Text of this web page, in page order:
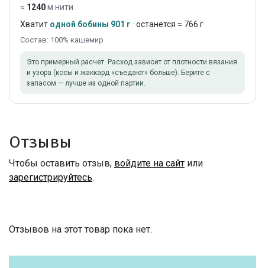
≈ 1240м нити
Хватит одной бобины 901 г · останется ≈ 766 г
Состав: 100% кашемир
Это примерный расчет. Расход зависит от плотности вязания
и узора (косы и жаккард «съедают» больше). Берите с
запасом — лучше из одной партии.
Отзывы
Чтобы оставить отзыв, войдите на сайт или
зарегистрируйтесь.
Отзывов на этот товар пока нет.